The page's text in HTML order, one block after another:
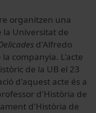
organitzen una
Universitat de
d'Alfredo
companyia. L'acte
de la UB el 23
d'aquest acte és a
d'Història de
d'Història de